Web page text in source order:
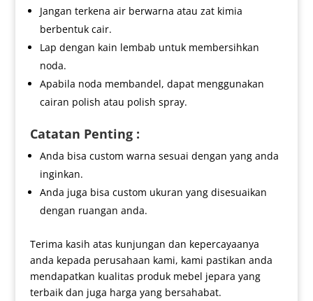
Jangan terkena air berwarna atau zat kimia
berbentuk cair.
Lap dengan kain lembab untuk membersihkan
noda.
Apabila noda membandel, dapat menggunakan
cairan polish atau polish spray.
Catatan Penting :
Anda bisa custom warna sesuai dengan yang anda
inginkan.
Anda juga bisa custom ukuran yang disesuaikan
dengan ruangan anda.
Terima kasih atas kunjungan dan kepercayaanya
anda kepada perusahaan kami, kami pastikan anda
mendapatkan kualitas produk mebel jepara yang
terbaik dan juga harga yang bersahabat.